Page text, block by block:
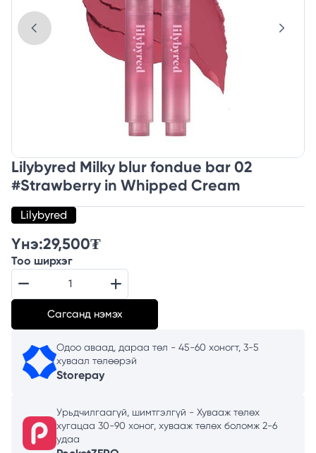
Lilybyred Milky blur fondue bar 02
#Strawberry in Whipped Cream
Lilybyred
Үнэ:29,500₮
Тоо ширхэг
Сагсанд нэмэх
Одоо аваад, дараа төл - 45-60 хоногт, 3-5
хуваал төлөөрэй
Storepay
Урьдчилгаагүй, шимтгэлгүй - Хувааж төлөх
хугацаа 30-90 хоног, хувааж төлөх боломж 2-6
удаа